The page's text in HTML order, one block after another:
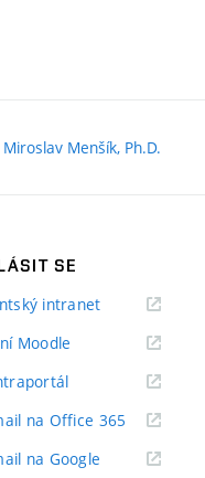
Menšík, Ph.D.
SE
intranet(externí
Moodle
(externí
na Office 365 (externí
odkaz)
na Google (externí